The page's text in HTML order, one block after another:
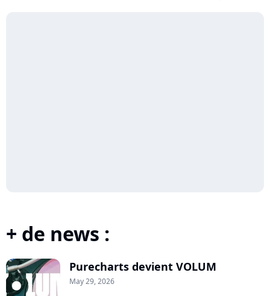
+ de news :
Purecharts devient VOLUM
May 29, 2026